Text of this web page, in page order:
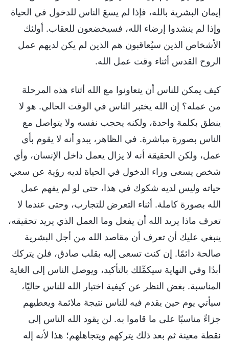
إيمان البشرية بالله، فإذا لم يسعَ الناس للدخول في الحياة
وإذا لم ينشدوا إرضاء الله، فسيخضعون للعقاب. أولئك
الأشخاص الذين سيُعاقبون هم الذين لم يكن لديهم عمل
الروح القدس أثناء وقت عمل الله.
كيف يمكن للناس أن يتعاونوا مع الله أثناء هذه المرحلة
من عمله؟ إن الله يختبر الناس في الوقت الحالي. هو لا
ينطق بكلمة واحدة، ولكنه يحجب نفسه ولا يتواصل مع
الناس بصورة مباشرة. في الظاهر، يبدو أنه لا يقوم بأي
عمل، ولكن الحقيقة أنه لا يزال يعمل داخل الإنسان، وأي
شخص يسعى وراء الدخول في الحياة لديه رؤية عن سعي
حياته وليس لديه شكوك في هذا، حتى لو لم يفهم عمل
الله بصورة كاملة. أثناء التعرض للتجارب، وحتى عندما لا
تعرف ماذا يريد الله أن يفعل وما العمل الذي يريد تحقيقه،
ينبغي عليك أن تعرف أن مقاصد الله من أجل البشرية
صالحة دائمًا. إن كنت تسعى إليه بقلب صادق، فلن يتركك
أبدًا وفي النهاية سيكمِّلك بالتأكيد، ويوصل الناس إلى الغاية
المناسبة. بغض النظر عن كيفية اختبار الله للناس حاليًا،
سيأتي يوم حين يقدم فيه للناس نتيجة ملائمة ويعطيهم
جزاءً مناسبًا على ما قاموا به. لن يقود الله الناس إلى
نقطة معينة ثم بعد ذلك يتركهم ويتجاهلهم؛ هذا لأنه إله